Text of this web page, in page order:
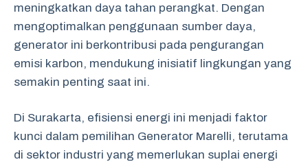
meningkatkan daya tahan perangkat. Dengan
mengoptimalkan penggunaan sumber daya,
generator ini berkontribusi pada pengurangan
emisi karbon, mendukung inisiatif lingkungan yang
semakin penting saat ini.
Di Surakarta, efisiensi energi ini menjadi faktor
kunci dalam pemilihan Generator Marelli, terutama
di sektor industri yang memerlukan suplai energi